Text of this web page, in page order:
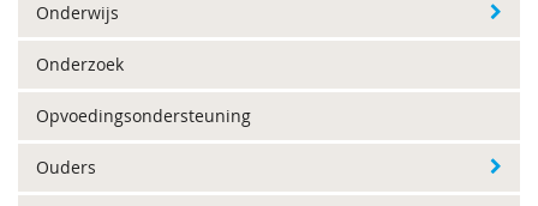
Onderwijs
Onderzoek
Opvoedingsondersteuning
Ouders